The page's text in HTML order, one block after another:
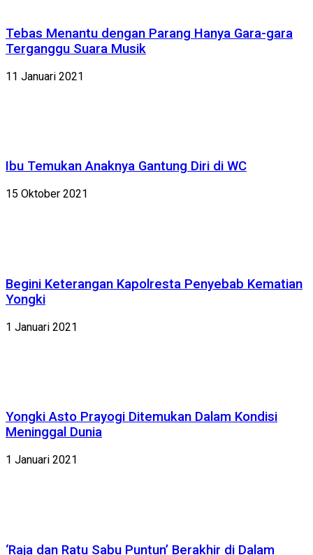
Tebas Menantu dengan Parang Hanya Gara-gara
Terganggu Suara Musik
11 Januari 2021
Ibu Temukan Anaknya Gantung Diri di WC
15 Oktober 2021
Begini Keterangan Kapolresta Penyebab Kematian
Yongki
1 Januari 2021
Yongki Asto Prayogi Ditemukan Dalam Kondisi
Meninggal Dunia
1 Januari 2021
‘Raja dan Ratu Sabu Puntun’ Berakhir di Dalam